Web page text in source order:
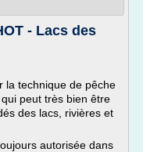
- Lacs des
la technique de pêche
peut très bien être
des lacs, rivières et
autorisée dans